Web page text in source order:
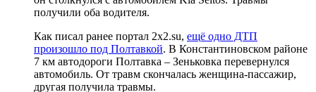
получили оба водителя.
Как писал ранее портал 2х2.su, ещё одно ДТП
произошло под Полтавкой. В Константиновском районе
7 км автодороги Полтавка – Зеньковка перевернулся
автомобиль. От травм скончалась женщина-пассажир,
другая получила травмы.